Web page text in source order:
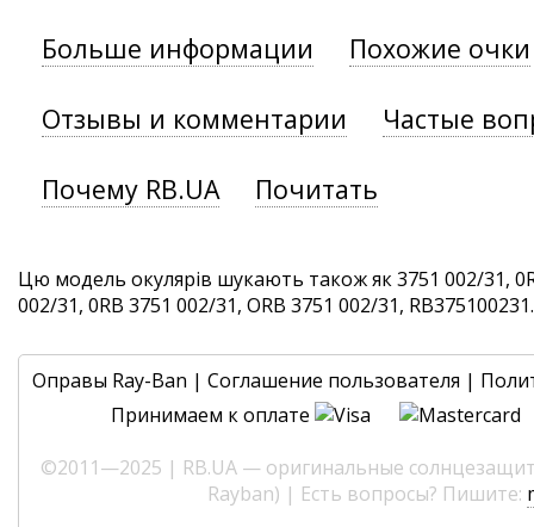
Больше информации Похожие очки
Отзывы и комментарии Частые
Почему RB.UA Почитать
Цю модель окулярів шукають також як 3751 002/31,
002/31, 0RB 3751 002/31, ORB 3751 002/31,
Оправы Ray-Ban | Соглашение пользователя |
Принимаем к оплате
©2011—2025 | RB.UA — оригинальные
Rayban) | Есть вопросы? Пишите: